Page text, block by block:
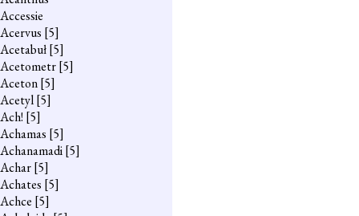
Accessie
Acervus [5]
Acetabuł[5]
Acetometr[5]
Aceton[5]
Acetyl[5]
Ach! [5]
Achamas [5]
Achanamadi[5]
Achar[5]
Achates [5]
Achce [5]